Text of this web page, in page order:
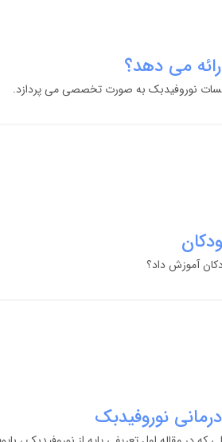
می دهد؟
نوروفیدبک به صورت تخصصی می پردازد.
آموزش داد؟
نوروفیدبک